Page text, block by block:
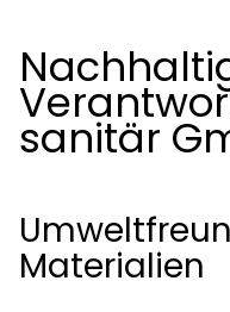
sanitär
Materialien